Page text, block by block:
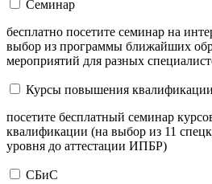
Семинар
бесплатно посетите семинар на
выбор из программы ближайших
мероприятий для разных
Курсы повышения
посетите бесплатный семинар
квалификации (на выбор из 11
уровня до аттестации ИПБР)
СБиС